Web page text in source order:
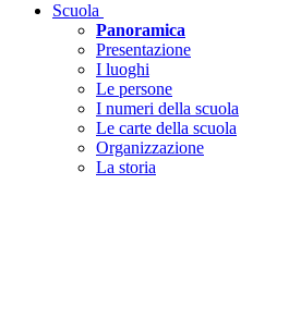
Scuola
Panoramica
Presentazione
I luoghi
Le persone
I numeri della scuola
Le carte della scuola
Organizzazione
La storia